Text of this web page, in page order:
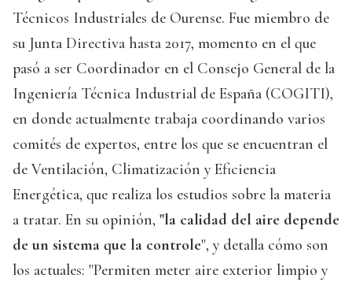
Técnicos Industriales de Ourense. Fue miembro de
su Junta Directiva hasta 2017, momento en el que
pasó a ser Coordinador en el Consejo General de la
Ingeniería Técnica Industrial de España (COGITI),
en donde actualmente trabaja coordinando varios
comités de expertos, entre los que se encuentran el
de Ventilación, Climatización y Eficiencia
Energética, que realiza los estudios sobre la materia
a tratar. En su opinión, "la calidad del aire depende
de un sistema que la controle", y detalla cómo son
los actuales: "Permiten meter aire exterior limpio y